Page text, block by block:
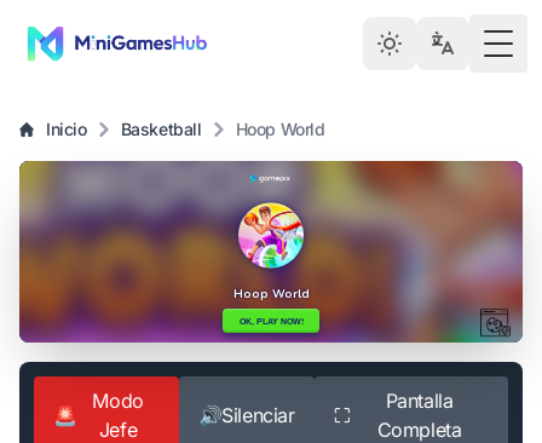
Inicio Basketball Hoop World
🚨
Modo
Jefe
🔊Silenciar ⛶
Pantalla
Completa